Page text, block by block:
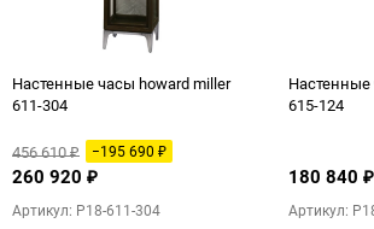
Настенные часы howard miller
611-304
456 610₽ −195 690 ₽
260 920 ₽
Артикул: P18-611-304
Настенные
615-124
180 840 ₽
Артикул: